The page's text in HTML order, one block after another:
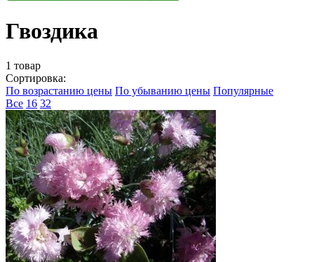
Гвоздика
1 товар
Сортировка:
По возрастанию цены По убыванию цены Популярные
Все 16 32